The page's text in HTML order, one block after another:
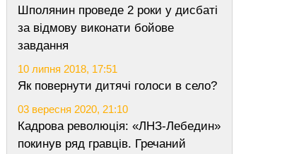
Шполянин проведе 2 роки у дисбаті
за відмову виконати бойове
завдання
10 липня 2018, 17:51
Як повернути дитячі голоси в село?
03 вересня 2020, 21:10
Кадрова революція: «ЛНЗ-Лебедин»
покинув ряд гравців. Гречаний